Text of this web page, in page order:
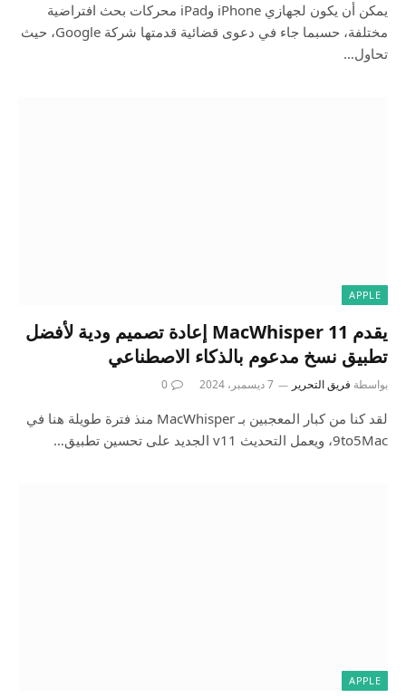
يمكن أن يكون لجهازي iPhone وiPad محركات بحث افتراضية
مختلفة، حسبما جاء في دعوى قضائية قدمتها شركة Google، حيث
تحاول…
APPLE
يقدم MacWhisper 11 إعادة تصميم ودية لأفضل
تطبيق نسخ مدعوم بالذكاء الاصطناعي
بواسطة فريق التحرير 7 ديسمبر، 2024 0
لقد كنا من كبار المعجبين بـ MacWhisper منذ فترة طويلة هنا في
9to5Mac، ويعمل التحديث v11 الجديد على تحسين تطبيق…
APPLE